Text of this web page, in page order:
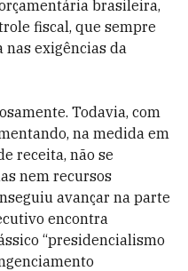
brasileira,
fiscal, que sempre
exigências da
Todavia, com
na medida em
receita, não se
nem recursos
avançar na parte
encontra
“presidencialismo